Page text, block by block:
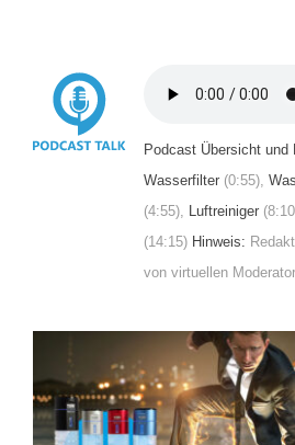
Podcast Übersicht und
Wasserfilter (0:55),
(4:55), Luftreiniger
(14:15) Hinweis:
von virtuellen